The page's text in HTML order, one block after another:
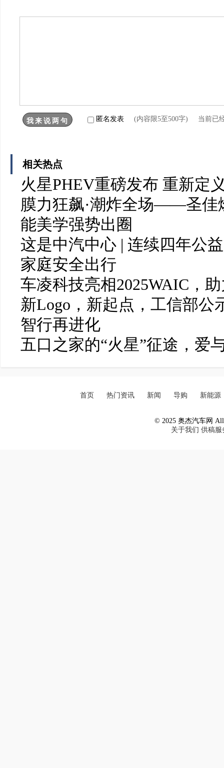
匿名发表 (内容限5至500字) 当前已
相关热点
火星PHEV重磅发布 重新定
膜力狂飙·潮炸全场——圣佳
能美学强势出圈
这是中汽中心 | 连续四年公
家庭安全出行
车凌科技亮相2025WAIC，
新Logo，新起点，工信部公
智行再进化
五口之家的“火星”征途，爱
首页 热门资讯 新闻 导购 新能源
© 2025 奥杰汽车网 All
关于我们 供稿服